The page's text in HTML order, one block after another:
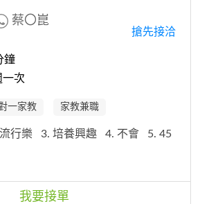
蔡〇崑
鐘
一次
搶先接洽
一家教 家教兼職
行樂 3. 培養興趣 4. 不會
5. 45
我要接單